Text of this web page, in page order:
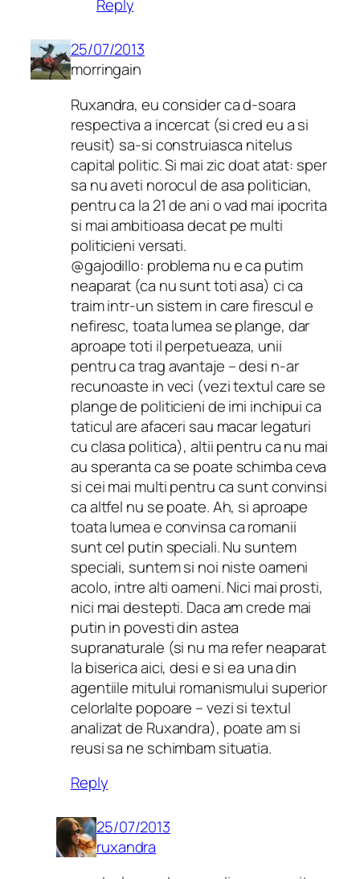
Reply
25/07/2013
morringain
Ruxandra, eu consider ca d-soara
respectiva a incercat (si cred eu a si
reusit) sa-si construiasca nitelus
capital politic. Si mai zic doat atat: sper
sa nu aveti norocul de asa politician,
pentru ca la 21 de ani o vad mai ipocrita
si mai ambitioasa decat pe multi
politicieni versati.
@gajodillo: problema nu e ca putim
neaparat (ca nu sunt toti asa) ci ca
traim intr-un sistem in care firescul e
nefiresc, toata lumea se plange, dar
aproape toti il perpetueaza, unii
pentru ca trag avantaje – desi n-ar
recunoaste in veci (vezi textul care se
plange de politicieni de imi inchipui ca
taticul are afaceri sau macar legaturi
cu clasa politica), altii pentru ca nu mai
au speranta ca se poate schimba ceva
si cei mai multi pentru ca sunt convinsi
ca altfel nu se poate. Ah, si aproape
toata lumea e convinsa ca romanii
sunt cel putin speciali. Nu suntem
speciali, suntem si noi niste oameni
acolo, intre alti oameni. Nici mai prosti,
nici mai destepti. Daca am crede mai
putin in povesti din astea
supranaturale (si nu ma refer neaparat
la biserica aici, desi e si ea una din
agentiile mitului romanismului superior
celorlalte popoare – vezi si textul
analizat de Ruxandra), poate am si
reusi sa ne schimbam situatia.
Reply
25/07/2013
ruxandra